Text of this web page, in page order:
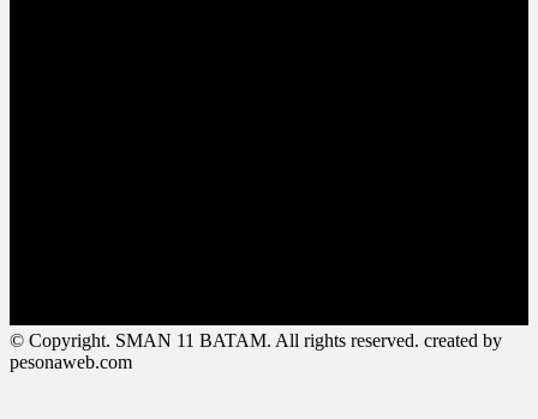
© Copyright. SMAN 11 BATAM. All rights reserved. created by
pesonaweb.com